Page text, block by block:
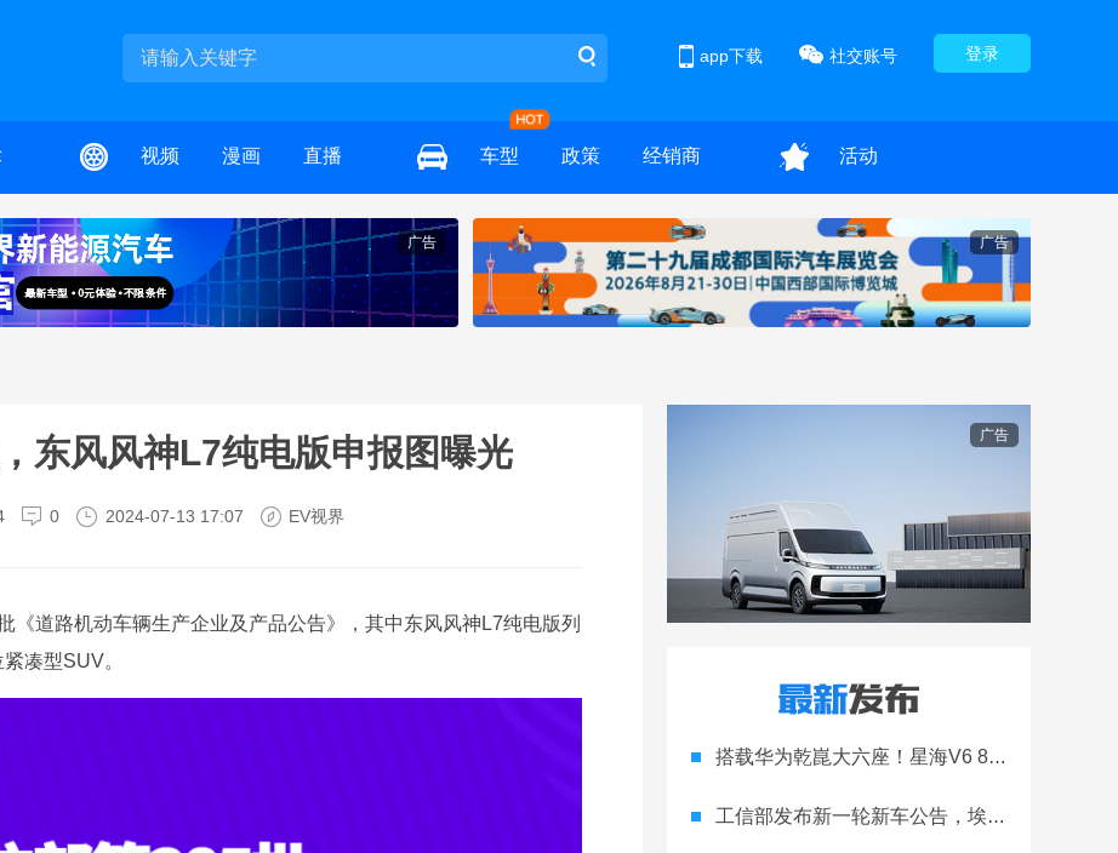
登录
社交账号
app下载
视频 漫画 直播 车型 政策 经销商 活动
广告 广告
东风风神L7纯电版申报图曝光
0 2024-07-13 17:07 EV视界
《道路机动车辆生产企业及产品公告》，其中东风风神L7纯电版列
凑型SUV。
广告
搭载华为乾崑大六座！星海V6 8月8日开启预售
工信部发布新一轮新车公告，埃安Ray 7引发关注